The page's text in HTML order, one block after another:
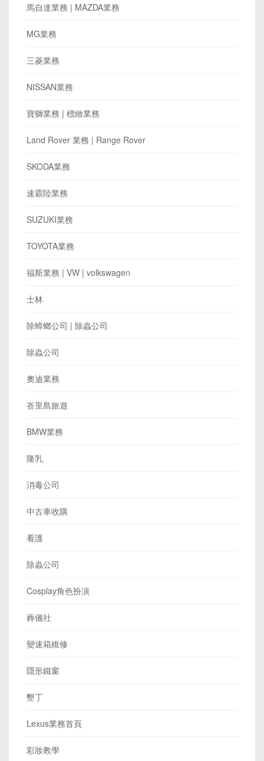
馬自達業務 | MAZDA業務
MG業務
三菱業務
NISSAN業務
寶獅業務 | 標緻業務
Land Rover 業務 | Range Rover
SKODA業務
速霸陸業務
SUZUKI業務
TOYOTA業務
​福斯業務 | VW | volkswagen
士林
除蟑螂公司 | 除蟲公司
除蟲公司
奧迪業務
峇里島旅遊
BMW業務
隆乳
消毒公司
中古車收購
看護
除蟲公司
Cosplay角色扮演
葬儀社
變速箱維修
隱形鐵窗
墾丁
Lexus業務首頁
彩妝教學